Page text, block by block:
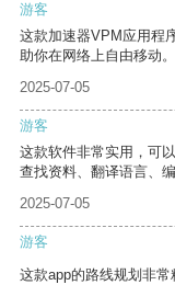
游客
这款加速器VPM应用程
助你在网络上自由移动。
2025-07-05
游客
这款软件非常实用，可
查找资料、翻译语言、编
2025-07-05
游客
这款app的路线规划非常